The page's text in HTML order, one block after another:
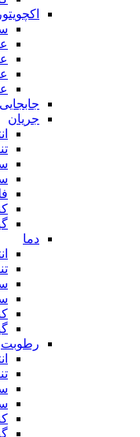
اکچویتور
جابجایی
جریان
دما
رطوبت